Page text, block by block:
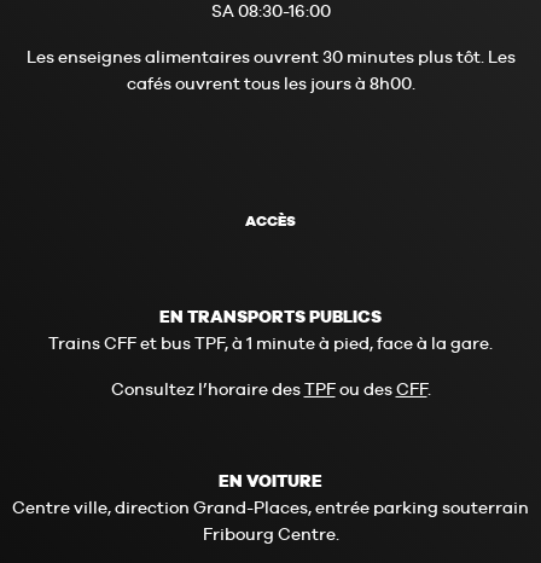
SA 08:30-16:00
Les enseignes alimentaires ouvrent 30 minutes plus tôt. Les
cafés ouvrent tous les jours à 8h00.
ACCÈS
EN TRANSPORTS PUBLICS
Trains CFF et bus TPF, à 1 minute à pied, face à la gare.
Consultez l’horaire desTPFou desCFF.
EN VOITURE
Centre ville, direction Grand-Places, entrée parking souterrain
Fribourg Centre.